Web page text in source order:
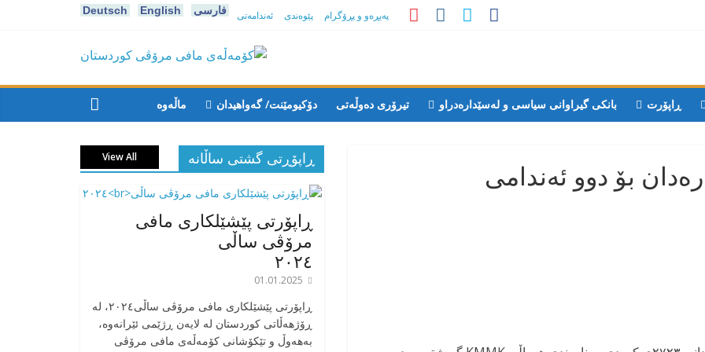
Deutsch English فارسی پەیڕەو و پڕۆگرام پێوەندی ئەندامەتی
كۆمه‌ڵه‌ی
مافی
مرۆڤی
کوردستان
ڕاپۆرت بانکی گیراوانی سیاسی و لەسێدارەدراو تیرۆری دەوڵەتی دۆکیومێنت/ گەواهیدان ماڵەوە
بۆ دوو ئەندامی
ڕاپۆڕتی گشتی ساڵانه View All
ڕاپۆرتی پێشێلکاری مافی
مرۆڤی ساڵی
٢٠٢٤
01.01.2025
‎ڕاپۆرتی پێشێلکاری مافی مرۆڤی ساڵی٢٠٢٤، له
ڕۆژهەڵاتی کوردستان له لایەن ڕژێمی ئێرانەوە،
بە‎هەوڵ و تێکۆشانی کۆمەڵەی مافی مرۆڤی